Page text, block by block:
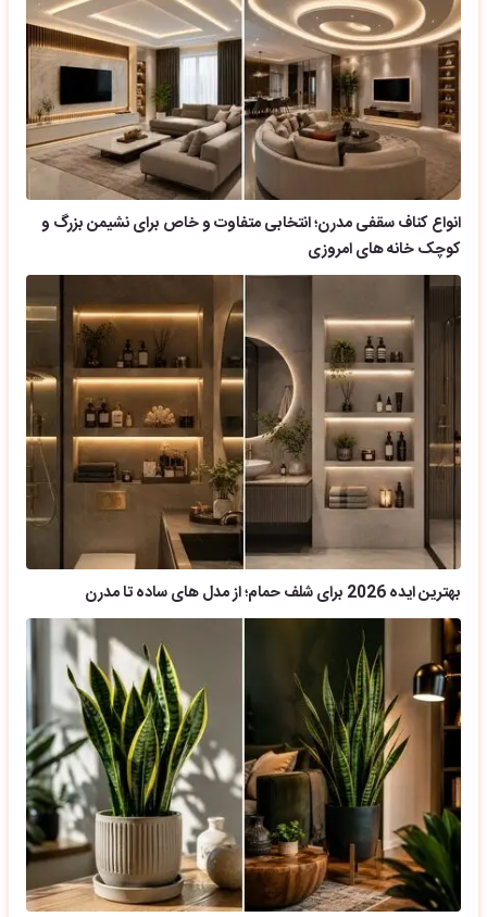
انواع کناف سقفی مدرن؛ انتخابی متفاوت و خاص برای نشیمن بزرگ و
کوچک خانه های امروزی
بهترین ایده 2026 برای شلف حمام؛ از مدل های ساده تا مدرن